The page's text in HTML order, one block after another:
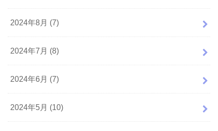
2024年8月 (7)
2024年7月 (8)
2024年6月 (7)
2024年5月 (10)